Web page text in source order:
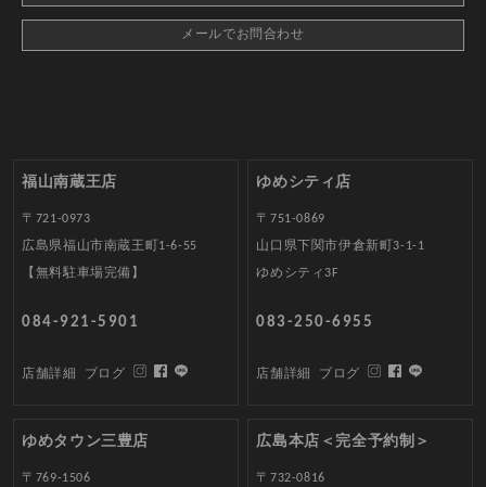
メールでお問合わせ
福山南蔵王店
〒721-0973
広島県福山市南蔵王町1-6-55
【無料駐車場完備】
084-921-5901
店舗詳細 ブログ
ゆめシティ店
〒751-0869
山口県下関市伊倉新町3-1-1
ゆめシティ3F
083-250-6955
店舗詳細 ブログ
ゆめタウン三豊店
〒769-1506
広島本店＜完全予約制＞
〒732-0816